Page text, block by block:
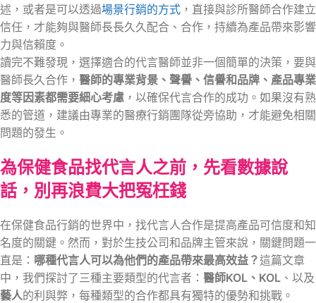
述，或者是可以透過場景行銷的方式 ，直接與診所醫師合作建立
信任，才能夠與醫師長長久久配合、合作，持續為產品帶來影響
力與信賴度。
讀完不難發現，選擇適合的代言醫師並非一個簡單的決策，要與
醫師長久合作， 醫師的專業背景、聲譽、信譽和品牌、產品專業
度等因素都需要細心考慮 ，以確保代言合作的成功。如果沒有熟
悉的管道，建議由專業的醫療行銷團隊從旁協助，才能避免相關
問題的發生。
為保健食品找代言人之前，先看數據說
話，別再浪費大把冤枉錢
在保健食品行銷的世界中，找代言人合作是提高產品可信度和知
名度的關鍵。然而，對於生技公司和品牌主管來說，關鍵問題一
直是： 哪種代言人可以為他們的產品帶來最高效益？這篇文章
中，我們探討了三種主要類型的代言者： 醫師KOL、KOL 、以及
藝人的利與弊，每種類型的合作都具有獨特的優勢和挑戰。